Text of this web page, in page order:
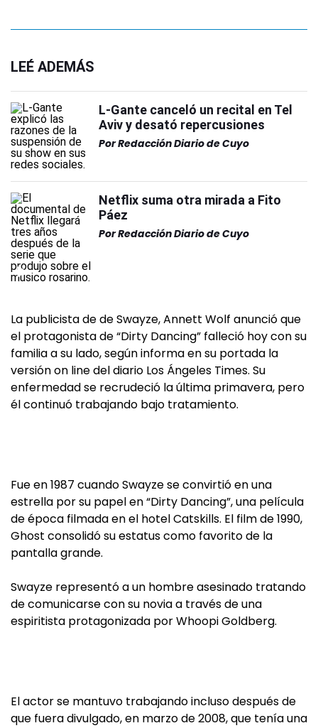
LEÉ ADEMÁS
L-Gante canceló un recital en Tel
Aviv y desató repercusiones
PorRedacción Diario de Cuyo
Netflix suma otra mirada a Fito
Páez
PorRedacción Diario de Cuyo
La publicista de de Swayze, Annett Wolf anunció que
el protagonista de “Dirty Dancing” falleció hoy con su
familia a su lado, según informa en su portada la
versión on line del diario Los Ángeles Times. Su
enfermedad se recrudeció la última primavera, pero
él continuó trabajando bajo tratamiento.
Fue en 1987 cuando Swayze se convirtió en una
estrella por su papel en “Dirty Dancing”, una película
de época filmada en el hotel Catskills. El film de 1990,
Ghost consolidó su estatus como favorito de la
pantalla grande.
Swayze representó a un hombre asesinado tratando
de comunicarse con su novia a través de una
espiritista protagonizada por Whoopi Goldberg.
El actor se mantuvo trabajando incluso después de
que fuera divulgado, en marzo de 2008, que tenía una